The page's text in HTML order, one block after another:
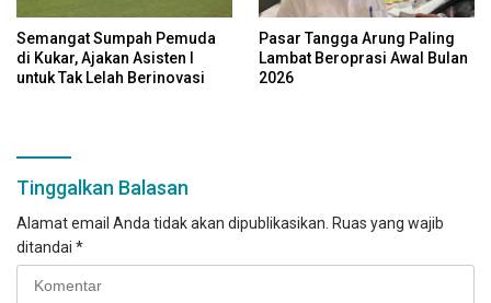
Semangat Sumpah Pemuda
di Kukar, Ajakan Asisten I
untuk Tak Lelah Berinovasi
Pasar Tangga Arung Paling
Lambat Beroprasi Awal Bulan
2026
Tinggalkan Balasan
Alamat email Anda tidak akan dipublikasikan. Ruas yang wajib
ditandai *